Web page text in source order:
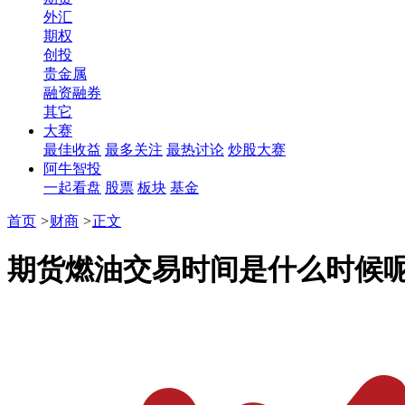
外汇
期权
创投
贵金属
融资融券
其它
大赛
最佳收益 最多关注 最热讨论 炒股大赛
阿牛智投
一起看盘 股票 板块 基金
首页 >财商 >正文
期货燃油交易时间是什么时候